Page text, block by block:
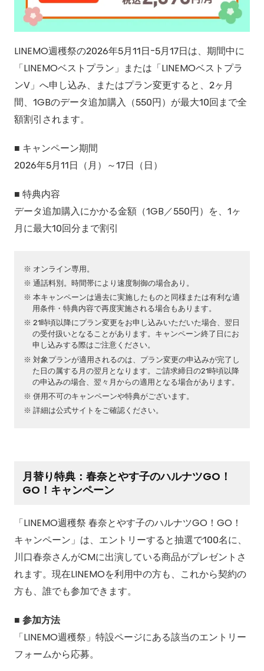
LINEMO週穫祭の2026年5月11日-5月17日は、期間中に
「LINEMOベストプラン」または「LINEMOベストプラ
ンV」へ申し込み、またはプラン変更すると、2ヶ月
間、1GBのデータ追加購入（550円）が最大10回まで全
額割引されます。
■ キャンペーン期間
2026年5月11日（月）～17日（日）
■ 特典内容
データ追加購入にかかる金額（1GB／550円）を、1ヶ
月に最大10回分まで割引
オンライン専用。
通話料別。時間帯により速度制御の場合あり。
本キャンペーンは過去に実施したものと同様または有利な適
用条件・特典内容で再度実施される場合もあります。
21時頃以降にプラン変更をお申し込みいただいた場合、翌日
の受付扱いとなることがあります。キャンペーン終了日にお
申し込みする際はご注意ください。
対象プランが適用されるのは、プラン変更の申込みが完了し
た日の属する月の翌月となります。ご請求締日の21時頃以降
の申込みの場合、翌々月からの適用となる場合があります。
併用不可のキャンペーンや特典がございます。
詳細は公式サイトをご確認ください。
月替り特典：春奈とやす子のハルナツGO！
GO！キャンペーン
「LINEMO週穫祭 春奈とやす子のハルナツGO！GO！
キャンペーン」は、エントリーすると抽選で100名に、
川口春奈さんがCMに出演している商品がプレゼントさ
れます。現在LINEMOを利用中の方も、これから契約の
方も、誰でも参加できます。
■ 参加方法
「LINEMO週穫祭」特設ページにある該当のエントリー
フォームから応募。